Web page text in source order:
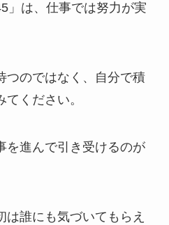
」は、仕事では努力が実
つのではなく、自分で積
ください。
を進んで引き受けるのが
誰にも気づいてもらえ